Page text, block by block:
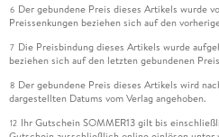
6 Der gebundene Preis dieses Artikels wurde
Preissenkungen beziehen sich auf den
7 Die Preisbindung dieses Artikels wurde
beziehen sich auf den letzten gebundenen
8 Der gebundene Preis dieses Artikels wird
dargestellten Datums vom Verlag angehoben.
12 Ihr Gutschein SOMMER13 gilt bis